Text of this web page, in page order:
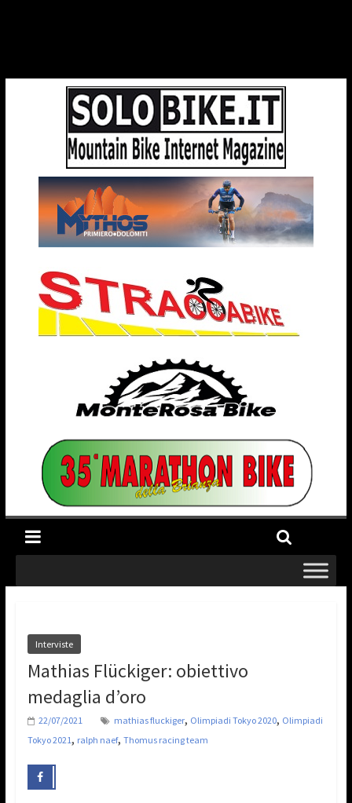
Interviste
Mathias Flückiger: obiettivo
medaglia d’oro
22/07/2021 mathias fluckiger, Olimpiadi Tokyo 2020, Olimpiadi
Tokyo 2021, ralph naef, Thomus racing team